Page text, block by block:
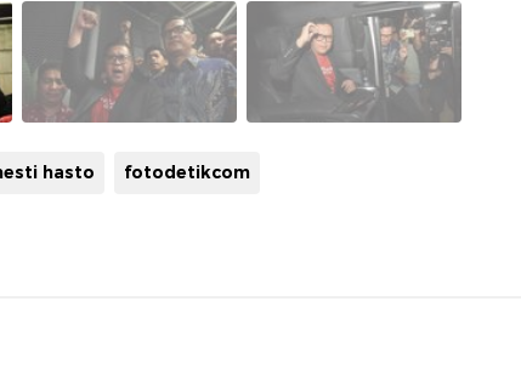
hasto fotodetikcom